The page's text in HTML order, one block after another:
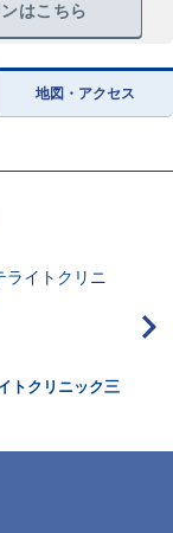
はこちら
地図・アクセス
トクリニック三